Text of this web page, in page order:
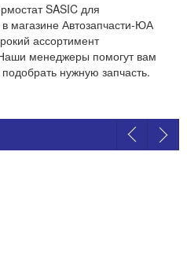
SASIC для
магазине Автозапчасти-ЮА
ассортимент
менеджеры помогут вам
нужную запчасть.